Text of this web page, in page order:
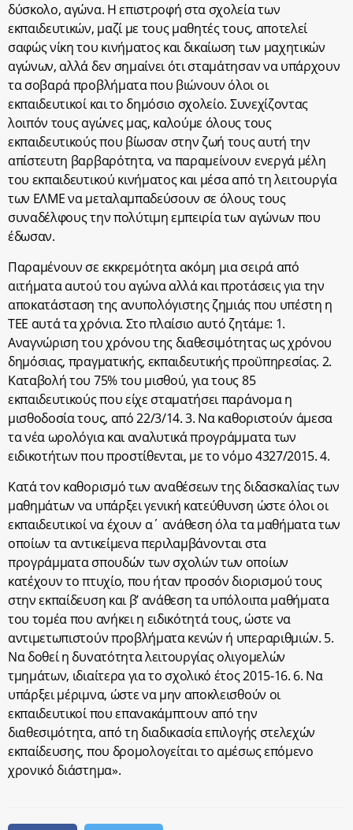
δύσκολο, αγώνα. H επιστροφή στα σχολεία των
εκπαιδευτικών, μαζί με τους μαθητές τους, αποτελεί
σαφώς νίκη του κινήματος και δικαίωση των μαχητικών
αγώνων, αλλά δεν σημαίνει ότι σταμάτησαν να υπάρχουν
τα σοβαρά προβλήματα που βιώνουν όλοι οι
εκπαιδευτικοί και το δημόσιο σχολείο. Συνεχίζοντας
λοιπόν τους αγώνες μας, καλούμε όλους τους
εκπαιδευτικούς που βίωσαν στην ζωή τους αυτή την
απίστευτη βαρβαρότητα, να παραμείνουν ενεργά μέλη
του εκπαιδευτικού κινήματος και μέσα από τη λειτουργία
των ΕΛΜΕ να μεταλαμπαδεύσουν σε όλους τους
συναδέλφους την πολύτιμη εμπειρία των αγώνων που
έδωσαν.
Παραμένουν σε εκκρεμότητα ακόμη μια σειρά από
αιτήματα αυτού του αγώνα αλλά και προτάσεις για την
αποκατάσταση της ανυπολόγιστης ζημιάς που υπέστη η
ΤΕΕ αυτά τα χρόνια. Στο πλαίσιο αυτό ζητάμε: 1.
Αναγνώριση του χρόνου της διαθεσιμότητας ως χρόνου
δημόσιας, πραγματικής, εκπαιδευτικής προϋπηρεσίας. 2.
Καταβολή του 75% του μισθού, για τους 85
εκπαιδευτικούς που είχε σταματήσει παράνομα η
μισθοδοσία τους, από 22/3/14. 3. Να καθοριστούν άμεσα
τα νέα ωρολόγια και αναλυτικά προγράμματα των
ειδικοτήτων που προστίθενται, με το νόμο 4327/2015. 4.
Κατά τον καθορισμό των αναθέσεων της διδασκαλίας των
μαθημάτων να υπάρξει γενική κατεύθυνση ώστε όλοι οι
εκπαιδευτικοί να έχουν α΄ ανάθεση όλα τα μαθήματα των
οποίων τα αντικείμενα περιλαμβάνονται στα
προγράμματα σπουδών των σχολών των οποίων
κατέχουν το πτυχίο, που ήταν προσόν διορισμού τους
στην εκπαίδευση και β’ ανάθεση τα υπόλοιπα μαθήματα
του τομέα που ανήκει η ειδικότητά τους, ώστε να
αντιμετωπιστούν προβλήματα κενών ή υπεραριθμιών. 5.
Να δοθεί η δυνατότητα λειτουργίας ολιγομελών
τμημάτων, ιδιαίτερα για το σχολικό έτος 2015-16. 6. Να
υπάρξει μέριμνα, ώστε να μην αποκλεισθούν οι
εκπαιδευτικοί που επανακάμπτουν από την
διαθεσιμότητα, από τη διαδικασία επιλογής στελεχών
εκπαίδευσης, που δρομολογείται το αμέσως επόμενο
χρονικό διάστημα».